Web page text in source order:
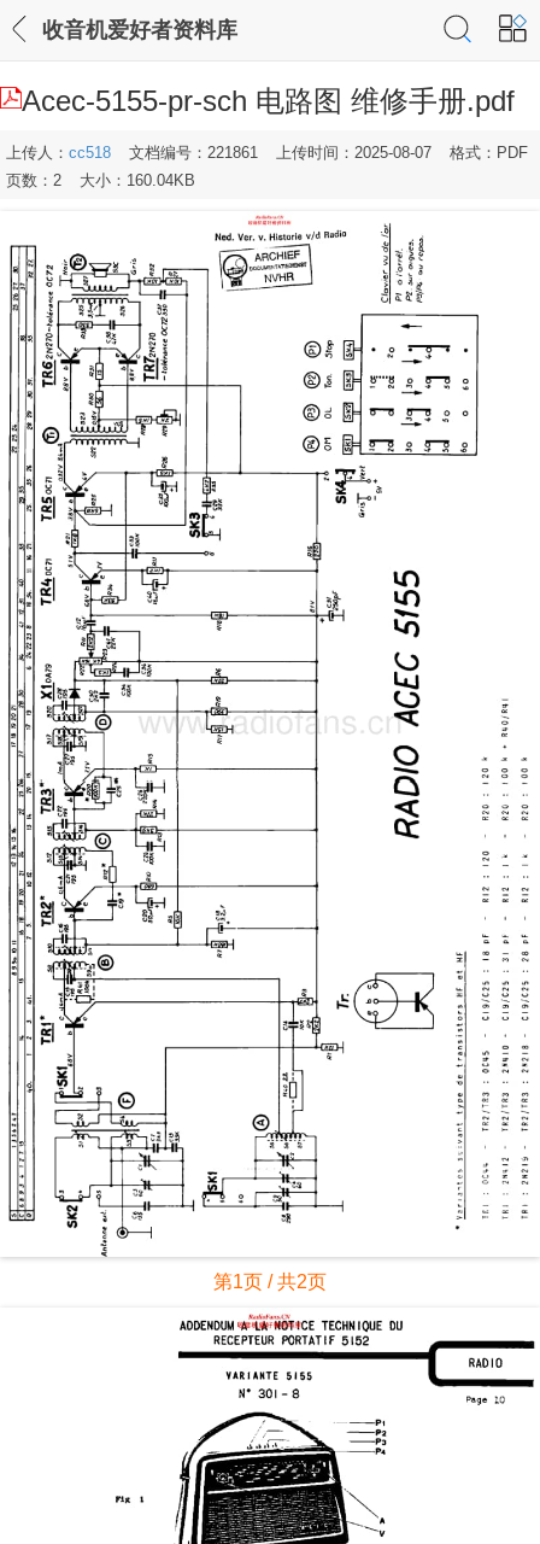
收音机爱好者资料库
Acec-5155-pr-sch 电路图 维修手册.pdf
上传人： cc518 文档编号：221861 上传时间：2025-08-07
格式：PDF
页数：2
大小：160.04KB
第1页 / 共2页